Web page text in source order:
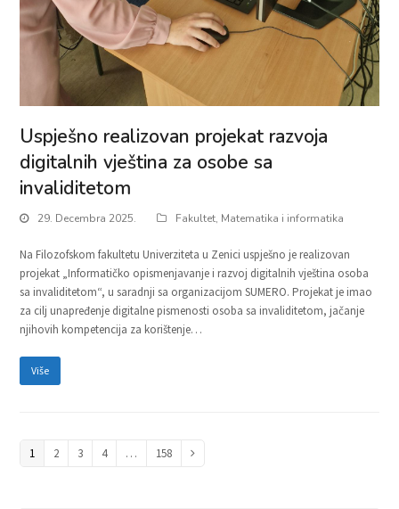
Uspješno realizovan projekat razvoja
digitalnih vještina za osobe sa
invaliditetom
29. Decembra 2025. Fakultet, Matematika i informatika
Na Filozofskom fakultetu Univerziteta u Zenici uspješno je realizovan
projekat „Informatičko opismenjavanje i razvoj digitalnih vještina osoba
sa invaliditetom“, u saradnji sa organizacijom SUMERO. Projekat je imao
za cilj unapređenje digitalne pismenosti osoba sa invaliditetom, jačanje
njihovih kompetencija za korištenje…
Više
Page
1 Page
2 Page
3 Page
4 … Page
158